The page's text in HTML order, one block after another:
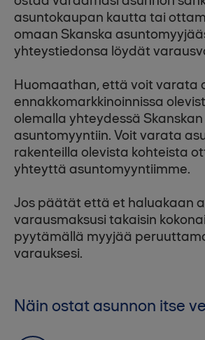
asuntokaupan kautta tai
omaan Skanska
yhteystiedonsa löydät
Huomaathan, että voit varata
ennakkomarkkinoinnissa
olemalla yhteydessä Skanskan
asuntomyyntiin. Voit varata
rakenteilla olevista kohteista
yhteyttä asuntomyyntiimme.
Jos päätät että et haluakaan
varausmaksusi takaisin
pyytämällä myyjää
varauksesi.
Näin ostat asunnon itse